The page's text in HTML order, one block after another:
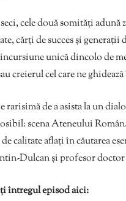
cele două somități
cărți de succes și
unică dincolo de
creierul cel care ne
rarisimă de a asista la un
scena Ateneului
calitate aflați în căutarea
Dulcan și profesor
întregul episod aici: